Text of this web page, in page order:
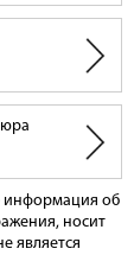
информация об
носит
является